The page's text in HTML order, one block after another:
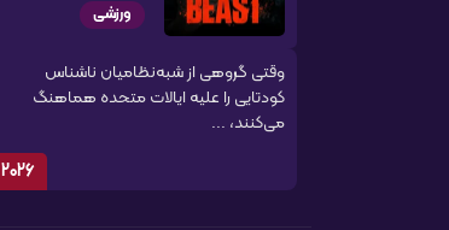
ورزشی
وقتی گروهی از شبه‌نظامیان ناشناس
کودتایی را علیه ایالات متحده هماهنگ
می‌کنند، ...
2026